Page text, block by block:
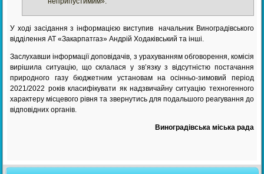
У ході засідання з інформацією виступив начальник Виноградівського
відділення АТ «Закарпатгаз» Андрій Ходаківський та інші.
Заслухавши інформації доповідачів, з урахуванням обговорення, комісія
вирішила ситуацію, що склалася у зв’язку з відсутністю постачання
природного газу бюджетним установам на осінньо-зимовий період
2021/2022 років класифікувати як надзвичайну ситуацію техногенного
характеру місцевого рівня та звернутись для подальшого реагування до
відповідних органів.
Виноградівська міська рада